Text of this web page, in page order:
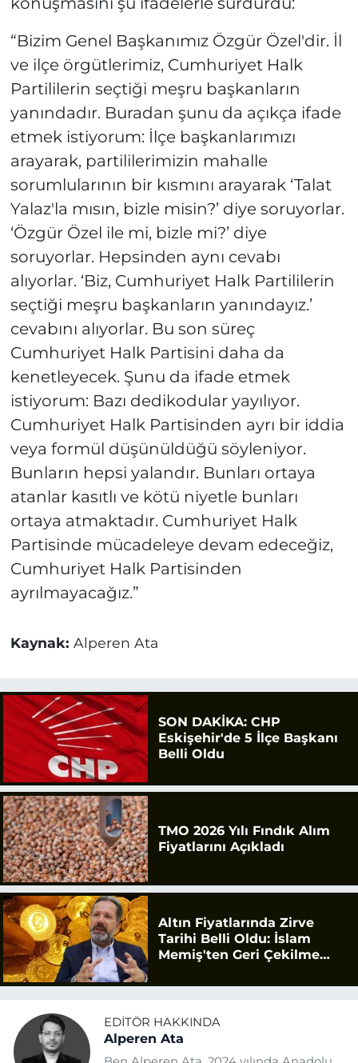
“Bizim Genel Başkanımız Özgür Özel'dir. İl
ve ilçe örgütlerimiz, Cumhuriyet Halk
Partililerin seçtiği meşru başkanların
yanındadır. Buradan şunu da açıkça ifade
etmek istiyorum: İlçe başkanlarımızı
arayarak, partililerimizin mahalle
sorumlularının bir kısmını arayarak ‘Talat
Yalaz'la mısın, bizle misin?’ diye soruyorlar.
‘Özgür Özel ile mi, bizle mi?’ diye
soruyorlar. Hepsinden aynı cevabı
alıyorlar. ‘Biz, Cumhuriyet Halk Partililerin
seçtiği meşru başkanların yanındayız.’
cevabını alıyorlar. Bu son süreç
Cumhuriyet Halk Partisini daha da
kenetleyecek. Şunu da ifade etmek
istiyorum: Bazı dedikodular yayılıyor.
Cumhuriyet Halk Partisinden ayrı bir iddia
veya formül düşünüldüğü söyleniyor.
Bunların hepsi yalandır. Bunları ortaya
atanlar kasıtlı ve kötü niyetle bunları
ortaya atmaktadır. Cumhuriyet Halk
Partisinde mücadeleye devam edeceğiz,
Cumhuriyet Halk Partisinden
ayrılmayacağız.”
Kaynak: Alperen Ata
SON DAKİKA: CHP
Eskişehir'de 5 İlçe Başkanı
Belli Oldu
TMO 2026 Yılı Fındık Alım
Fiyatlarını Açıkladı
Altın Fiyatlarında Zirve
Tarihi Belli Oldu: İslam
Memiş'ten Geri Çekilme
EDITÖR HAKKINDA
Alperen Ata